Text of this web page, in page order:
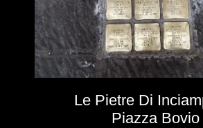
Le Pietre Di
Piazza Bovio